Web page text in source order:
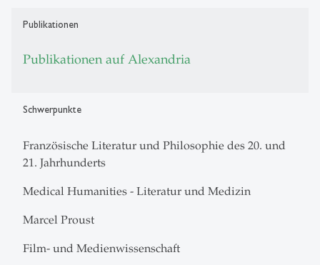
Publikationen
Publikationen auf Alexandria
Schwerpunkte
Französische Literatur und Philosophie des 20. und
21. Jahrhunderts
Medical Humanities - Literatur und Medizin
Marcel Proust
Film- und Medienwissenschaft